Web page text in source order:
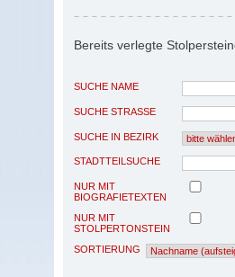
Bereits verlegte
SUCHE NAME
SUCHE STRASSE
SUCHE IN BEZIRK
STADTTEILSUCHE
NUR MIT
BIOGRAFIETEXTEN
NUR MIT
STOLPERTONSTEIN
SORTIERUNG